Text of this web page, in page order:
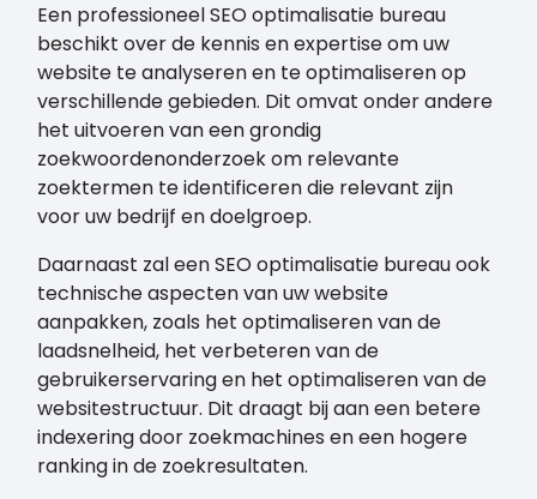
Een professioneel SEO optimalisatie bureau
beschikt over de kennis en expertise om uw
website te analyseren en te optimaliseren op
verschillende gebieden. Dit omvat onder andere
het uitvoeren van een grondig
zoekwoordenonderzoek om relevante
zoektermen te identificeren die relevant zijn
voor uw bedrijf en doelgroep.
Daarnaast zal een SEO optimalisatie bureau ook
technische aspecten van uw website
aanpakken, zoals het optimaliseren van de
laadsnelheid, het verbeteren van de
gebruikerservaring en het optimaliseren van de
websitestructuur. Dit draagt bij aan een betere
indexering door zoekmachines en een hogere
ranking in de zoekresultaten.